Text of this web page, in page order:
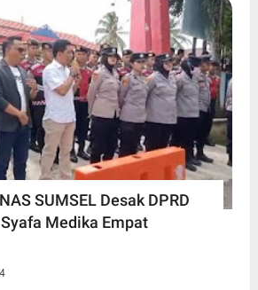
SUMSEL Desak DPRD
Medika Empat